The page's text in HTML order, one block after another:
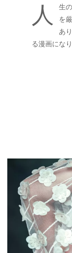
人
生
を
あ
る漫画にな